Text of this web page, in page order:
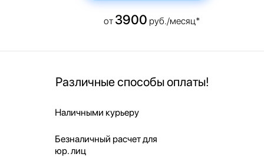
от 3900 руб./месяц*
Различные способы оплаты!
Наличными курьеру
Безналичный расчет для
юр. лиц